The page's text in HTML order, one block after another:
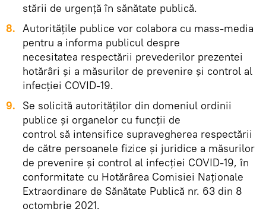
stării de urgenţă în sănătate publică.
8. Autorităţile publice vor colabora cu mass-media
pentru a informa publicul despre
necesitatea respectării prevederilor prezentei
hotărâri şi a măsurilor de prevenire şi control al
infecţiei COVID-19.
9.
Se solicită autorităţilor din domeniul ordinii
publice şi organelor cu funcţii de
control să intensifice supravegherea respectării
de către persoanele fizice şi juridice a măsurilor
de prevenire şi control al infecţiei COVID-19, în
conformitate cu Hotărârea Comisiei Naţionale
Extraordinare de Sănătate Publică nr. 63 din 8
octombrie 2021.